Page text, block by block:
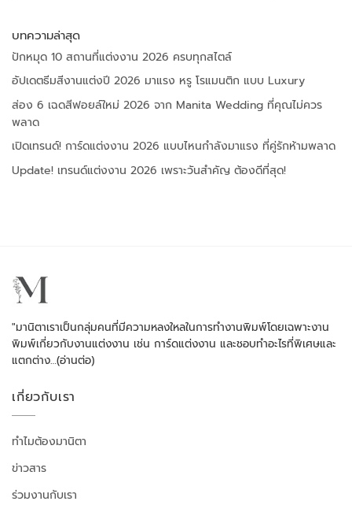
บทความล่าสุด
ปักหมุด 10 สถานที่แต่งงาน 2026 ครบทุกสไตล์
อัปเดตธีมสีงานแต่งปี 2026 มาแรง หรู โรแมนติก แบบ Luxury
ส่อง 6 เฉดสีฟอยล์ใหม่ 2026 จาก Manita Wedding ที่คุณไม่ควร
พลาด
เปิดเทรนด์! การ์ดแต่งงาน 2026 แบบไหนกำลังมาแรง ที่คู่รักห้ามพลาด
Update! เทรนด์แต่งงาน 2026 เพราะวันสำคัญ ต้องดีที่สุด!
"มานิตาเราเป็นกลุ่มคนที่มีความหลงใหลในการทำงานพิมพ์โดยเฉพาะงาน
พิมพ์เกี่ยวกับงานแต่งงาน เช่น การ์ดแต่งงาน และชอบทำอะไรที่พิเศษและ
แตกต่าง…(อ่านต่อ)
เกี่ยวกับเรา
ทำไมต้องมานิตา
ข่าวสาร
ร่วมงานกับเรา